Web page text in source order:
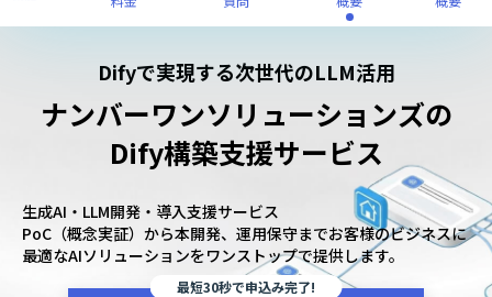
Difyで実現する次世代のLLM活用
ナンバーワンソリューションズの
Dify構築支援サービス
生成AI・LLM開発・導入支援サービス
PoC（概念実証）から本開発、運用保守までお客様のビジネスに
最適なAIソリューションをワンストップで提供します。
最短30秒で申込み完了!